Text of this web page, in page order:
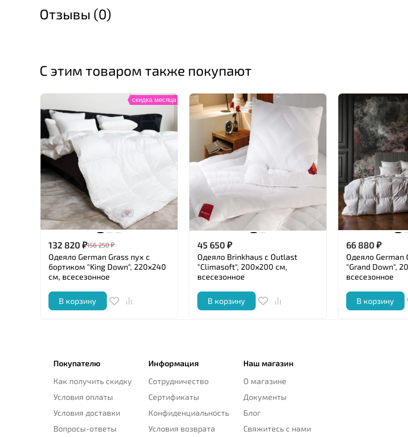
Отзывы (0)
С этим товаром также покупают
скидка месяца
132 820₽156 250₽
Одеяло German Grass пух с
бортиком "King Down", 220x240
см, всесезонное
В корзину
45 650₽
Одеяло Brinkhaus с Outlast
"Climasoft", 200x200 см,
всесезонное
В корзину
66 880₽
Одеяло German
"Grand Down",
всесезонное
В корзину
Покупателю
Как получить скидку
Условия оплаты
Условия доставки
Вопросы-ответы
Информация
Сотрудничество
Сертификаты
Конфиденциальность
Условия возврата
Наш магазин
О магазине
Документы
Блог
Свяжитесь с нами